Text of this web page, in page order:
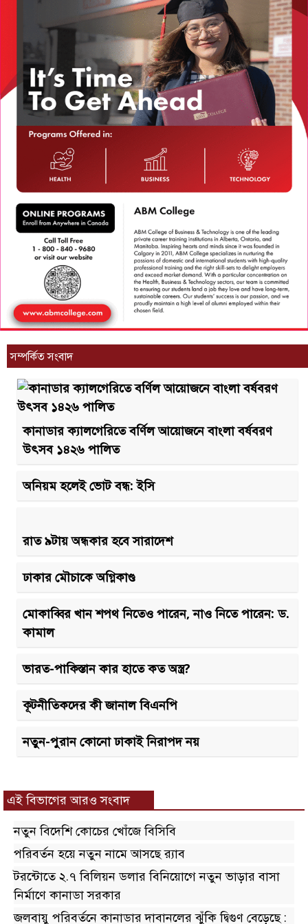
সম্পর্কিত সংবাদ
কানাডার ক্যালগেরিতে বর্ণিল আয়োজনে বাংলা বর্ষবরণ
উৎসব ১৪২৬ পালিত
অনিয়ম হলেই ভোট বন্ধ: ইসি
রাত ৯টায় অন্ধকার হবে সারাদেশ
ঢাকার মৌচাকে অগ্নিকাণ্ড
মোকাব্বির খান শপথ নিতেও পারেন, নাও নিতে পারেন: ড.
কামাল
ভারত-পাকিস্তান কার হাতে কত অস্ত্র?
কূটনীতিকদের কী জানাল বিএনপি
নতুন-পুরান কোনো ঢাকাই নিরাপদ নয়
এই বিভাগের আরও সংবাদ
নতুন বিদেশি কোচের খোঁজে বিসিবি
পরিবর্তন হয়ে নতুন নামে আসছে র‌্যাব
টরন্টোতে ২.৭ বিলিয়ন ডলার বিনিয়োগে নতুন ভাড়ার বাসা
নির্মাণে কানাডা সরকার
জলবায়ু পরিবর্তনে কানাডার দাবানলের ঝুঁকি দ্বিগুণ বেড়েছে :